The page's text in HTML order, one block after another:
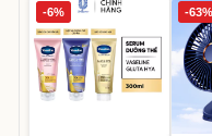
-6% -63%